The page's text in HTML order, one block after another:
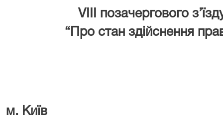
VIII позачергового
“Про стан здійснення
м. Київ